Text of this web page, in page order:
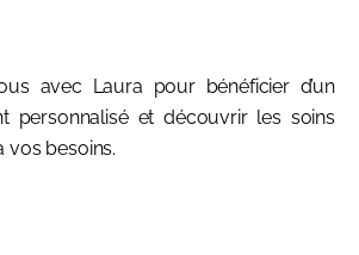
avec Laura pour bénéficier d’un
personnalisé et découvrir les soins
vos besoins.